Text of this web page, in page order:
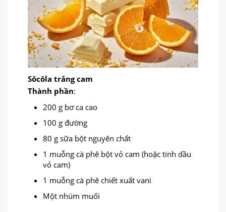
Sôcôla trắng cam
Thành phần:
200 g bơ ca cao
100 g đường
80 g sữa bột nguyên chất
1 muỗng cà phê bột vỏ cam (hoặc tinh dầu
vỏ cam)
1 muỗng cà phê chiết xuất vani
Một nhúm muối